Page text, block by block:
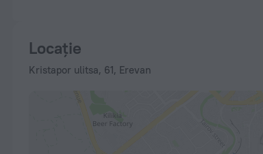
Locație
Kristapor ulitsa, 61, Erevan